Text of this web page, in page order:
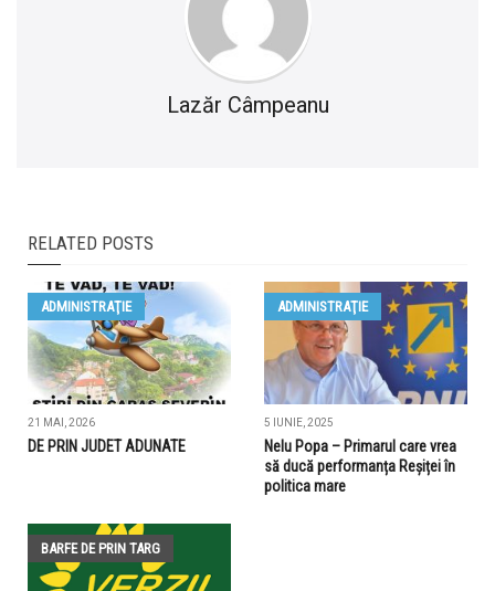
Lazăr Câmpeanu
RELATED POSTS
ADMINISTRAŢIE
21 MAI, 2026
DE PRIN JUDET ADUNATE
ADMINISTRAŢIE
5 IUNIE, 2025
Nelu Popa – Primarul care vrea
să ducă performanța Reșiței în
politica mare
BARFE DE PRIN TARG